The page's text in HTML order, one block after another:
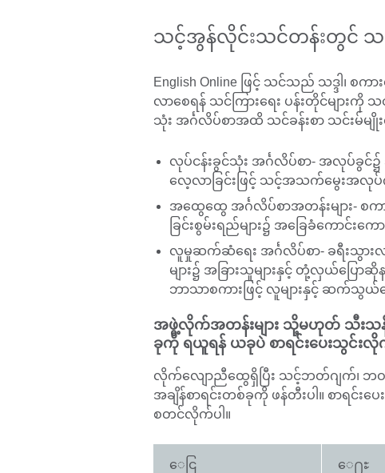
သင့်အွန်လိုင်းသင်တန်းတွင် သ
English Online ဖြင့် သင်သည် သဒ္ဒါ၊ စ
လာစေရန် သင်ကြားရေး ပန်းတိုင်မျာ
သုံး အင်္ဂလိပ်စာအထိ သင်ခန်းစာ သင်းမ်မျို
လုပ်ငန်းခွင်သုံး အင်္ဂလိပ်စာ- အလုပ်ခွ
လေ့လာခြင်းဖြင့် သင့်အသက်မွေးအလုပ်
အထွေထွေ အင်္ဂလိပ်စာအတန်းများ- စကားပ
ခြင်းစွမ်းရည်များ၌ အခြေခံကောင်းက
လူမှုဆက်ဆံရေး အင်္ဂလိပ်စာ- ခရီးသွာ
များ၌ အခြားသူများနှင့် တုံ့လှယ်ပြော
ဘာသာစကားဖြင့် လူများနှင့် ဆက်သွယ်
အဖွဲ့လိုက်အတန်းများ သို့မဟုတ် သီးသ
ခုကို ရယူရန် ယခုပဲ စာရင်းပေးသွင်းလို
လိုက်လျောညီထွေရှိပြီး သင့်ဘတ်ဂျက်၊
အချိန်စာရင်းတစ်ခုကို ဖန်တီးပါ။ စာရင်း
စတင်လိုက်ပါ။
ေငြ ေ႐ႊ